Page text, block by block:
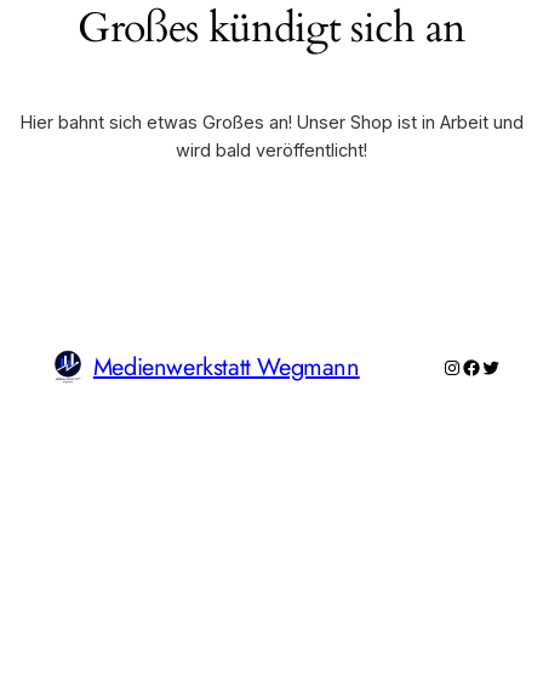
Großes kündigt sich an
Hier bahnt sich etwas Großes an! Unser Shop ist in Arbeit und
wird bald veröffentlicht!
Medienwerkstatt Wegmann Instagram